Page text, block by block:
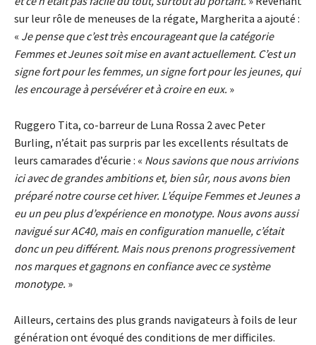
sur leur rôle de meneuses de la régate, Margherita a ajouté :
« Je pense que c’est très encourageant que la catégorie
Femmes et Jeunes soit mise en avant actuellement. C’est un
signe fort pour les femmes, un signe fort pour les jeunes, qui
les encourage à persévérer et à croire en eux. »
Ruggero Tita, co-barreur de Luna Rossa 2 avec Peter
Burling, n’était pas surpris par les excellents résultats de
leurs camarades d’écurie : « Nous savions que nous arrivions
ici avec de grandes ambitions et, bien sûr, nous avons bien
préparé notre course cet hiver. L’équipe Femmes et Jeunes a
eu un peu plus d’expérience en monotype. Nous avons aussi
navigué sur AC40, mais en configuration manuelle, c’était
donc un peu différent. Mais nous prenons progressivement
nos marques et gagnons en confiance avec ce système
monotype. »
Ailleurs, certains des plus grands navigateurs à foils de leur
génération ont évoqué des conditions de mer difficiles.